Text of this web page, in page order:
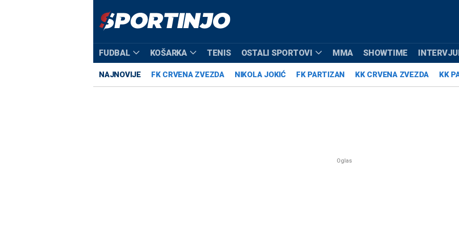
FUDBAL KOŠARKA TENIS OSTALI SPORTOVI MMA SHOWTIME
NAJNOVIJE FK CRVENA ZVEZDA NIKOLA JOKIĆ FK PARTIZAN KK CRVENA ZVEZDA KK